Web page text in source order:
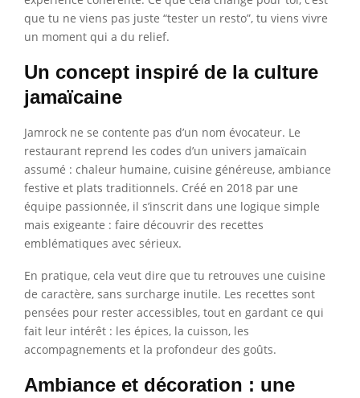
que tu ne viens pas juste “tester un resto”, tu viens vivre
un moment qui a du relief.
Un concept inspiré de la culture
jamaïcaine
Jamrock ne se contente pas d’un nom évocateur. Le
restaurant reprend les codes d’un univers jamaïcain
assumé : chaleur humaine, cuisine généreuse, ambiance
festive et plats traditionnels. Créé en 2018 par une
équipe passionnée, il s’inscrit dans une logique simple
mais exigeante : faire découvrir des recettes
emblématiques avec sérieux.
En pratique, cela veut dire que tu retrouves une cuisine
de caractère, sans surcharge inutile. Les recettes sont
pensées pour rester accessibles, tout en gardant ce qui
fait leur intérêt : les épices, la cuisson, les
accompagnements et la profondeur des goûts.
Ambiance et décoration : une